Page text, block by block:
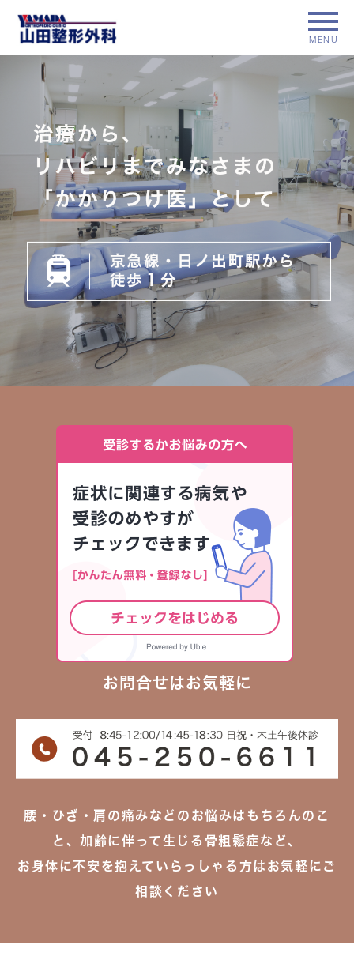
お問合せはお気軽に
腰・ひざ・肩の痛みなどのお悩みはもちろんのこ
と、加齢に伴って生じる骨粗鬆症など、
お身体に不安を抱えていらっしゃる方はお気軽にご
相談ください